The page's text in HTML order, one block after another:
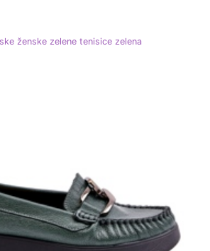
ženske zelene tenisice zelena